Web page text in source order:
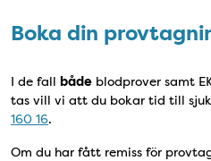
Boka din
I de fall både blodprover samt
tas vill vi att du bokar tid till
160 16.
Om du har fått remiss för